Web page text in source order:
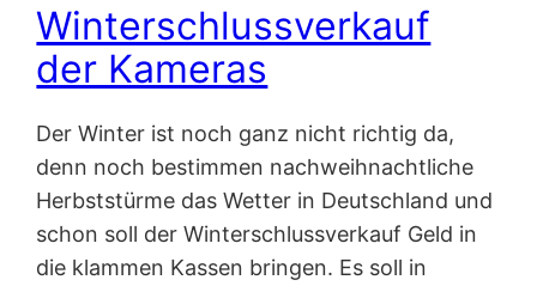
Winterschlussverkauf
der Kameras
Der Winter ist noch ganz nicht richtig da,
denn noch bestimmen nachweihnachtliche
Herbststürme das Wetter in Deutschland und
schon soll der Winterschlussverkauf Geld in
die klammen Kassen bringen. Es soll in